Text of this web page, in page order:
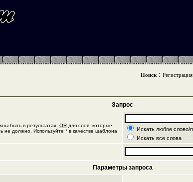
Поиск: Регистрация
Запрос
быть в результатах, ORдля слов, которые
не должно. Используйте * в качестве шаблона
Искать любое слово/
Искать все слова
Параметры запроса